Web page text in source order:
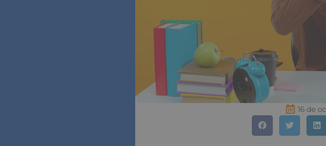
16 de